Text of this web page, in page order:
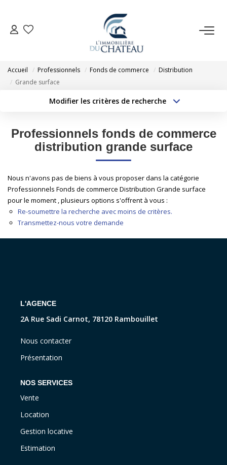
VENTE
ESTIMATION
NOTRE AGENCE
EXTRANET
Accueil Professionnels Fonds de commerce
Distribution
Grande surface
Modifier les critères de recherche
Type de transaction Localisation
Sélectionnez...
Type de bien
Surface min
Créer une alerte
Professionnels fonds de commerce
distribution grande surface
Nous n'avons pas de biens à vous proposer dans la catégorie
Professionnels Fonds de commerce Distribution Grande surface
pour le moment , plusieurs options s'offrent à vous :
Re-soumettre la recherche avec moins de critères.
Transmettez-nous votre demande
L'AGENCE
2A Rue Sadi Carnot, 78120 Rambouillet
Nous contacter
Présentation
NOS SERVICES
Vente
Location
Gestion locative
Estimation